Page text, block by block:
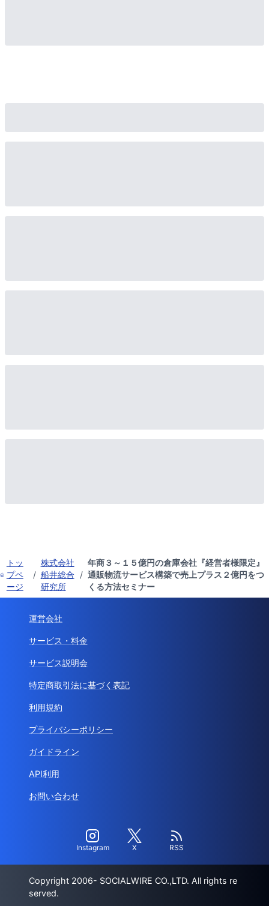
トッ
プペ
ージ
/
株式会社
船井総合
研究所
/
年商３～１５億円の倉庫会社『経営者様限定』
通販物流サービス構築で売上プラス２億円をつ
くる方法セミナー
運営会社
サービス・料金
サービス説明会
特定商取引法に基づく表記
利用規約
プライバシーポリシー
ガイドライン
API利用
お問い合わせ
Instagram X RSS
Copyright 2006- SOCIALWIRE CO.,LTD. All rights re
served.